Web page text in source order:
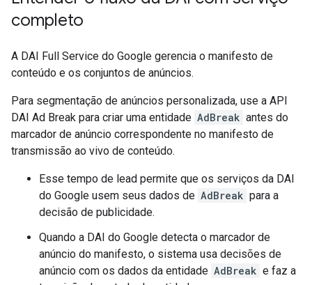
completo
A DAI Full Service do Google gerencia o manifesto de
conteúdo e os conjuntos de anúncios.
Para segmentação de anúncios personalizada, use a API
DAI Ad Break para criar uma entidade AdBreak antes do
marcador de anúncio correspondente no manifesto de
transmissão ao vivo de conteúdo.
Esse tempo de lead permite que os serviços da DAI
do Google usem seus dados de AdBreak para a
decisão de publicidade.
Quando a DAI do Google detecta o marcador de
anúncio do manifesto, o sistema usa decisões de
anúncio com os dados da entidade AdBreak e faz a